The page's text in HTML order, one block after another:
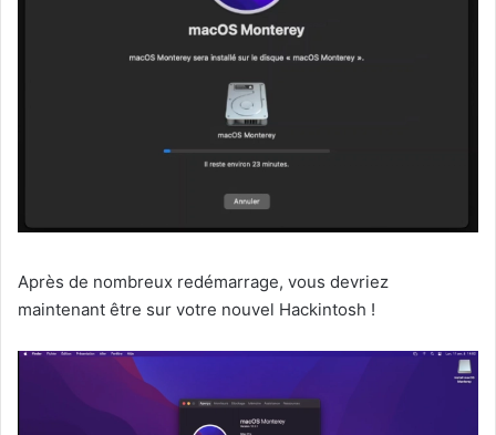
Après de nombreux redémarrage, vous devriez
maintenant être sur votre nouvel Hackintosh !